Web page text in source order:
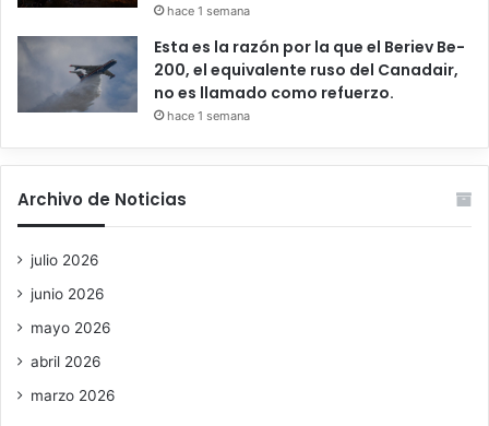
hace 1 semana
Esta es la razón por la que el Beriev Be-
200, el equivalente ruso del Canadair,
no es llamado como refuerzo.
hace 1 semana
Archivo de Noticias
julio 2026
junio 2026
mayo 2026
abril 2026
marzo 2026